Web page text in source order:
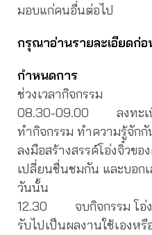
มอบแก่คนอื่นต่อไป
กรุณาอ่านรายละเอียดก่
กำหนดการ
ช่วงเวลากิจกรรม
08.30-09.00 ลงทะเบี
ทำกิจกรรม ทำความรู้จักกั
ลงมือสร้างสรรค์โอ่งจิ๋วข
เปลี่ยนชื่นชมกัน และบอกเ
วันนั้น
12.30 จบกิจกรรม โอ่ง
รับไปเป็นผลงานใช้เองห